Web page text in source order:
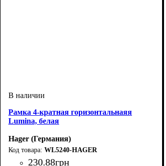
Рамка 4-кратная горизонтальнаяя
Lumina, белая
Hager (Германия)
WL5240-HAGER
230.88грн